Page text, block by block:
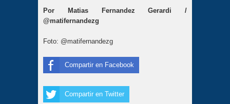
Por Matias Fernandez Gerardi /
@matifernandezg
Foto: @matifernandezg
Compartir en Facebook
Compartir en Twitter